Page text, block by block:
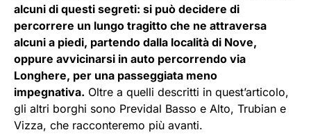
alcuni di questi segreti: si può decidere di
percorrere un lungo tragitto che ne attraversa
alcuni a piedi, partendo dalla località di Nove,
oppure avvicinarsi in auto percorrendo via
Longhere, per una passeggiata meno
impegnativa. Oltre a quelli descritti in quest’articolo,
gli altri borghi sono Previdal Basso e Alto, Trubian e
Vizza, che racconteremo più avanti.